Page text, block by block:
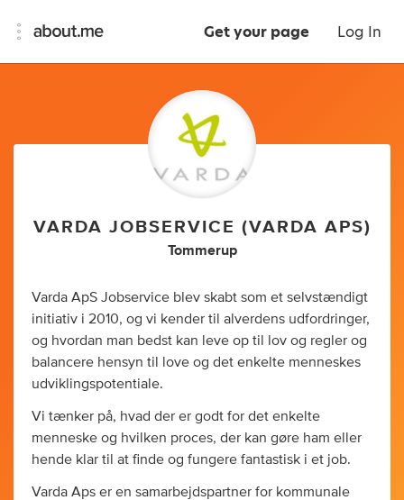
Get your page Log In
VARDA JOBSERVICE (VARDA APS)
Tommerup
Varda ApS Jobservice blev skabt som et selvstændigt
initiativ i 2010, og vi kender til alverdens udfordringer,
og hvordan man bedst kan leve op til lov og regler og
balancere hensyn til love og det enkelte menneskes
udviklingspotentiale.
Vi tænker på, hvad der er godt for det enkelte
menneske og hvilken proces, der kan gøre ham eller
hende klar til at finde og fungere fantastisk i et job.
Varda Aps er en samarbejdspartner for kommunale